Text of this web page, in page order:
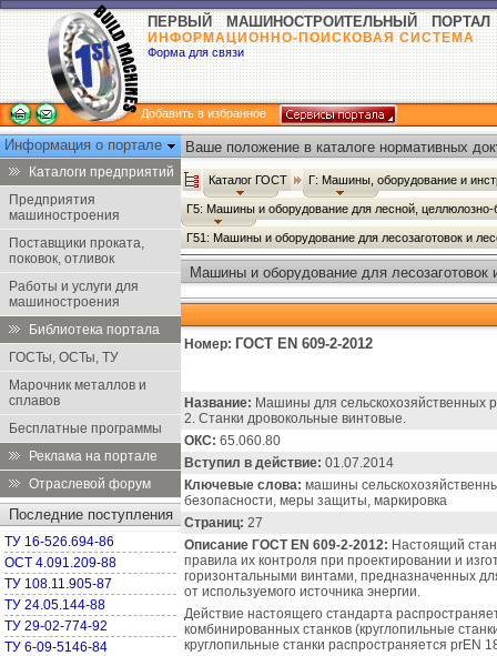
ПЕРВЫЙ МАШИНОСТРОИТЕЛЬНЫЙ ПОРТАЛ
ИНФОРМАЦИОННО-ПОИСКОВАЯ СИСТЕМА
Форма для связи
Добавить в избранное
Информация о портале
Каталоги предприятий
Предприятия
машиностроения
Поставщики проката,
поковок, отливок
Работы и услуги для
машиностроения
Библиотека портала
ГОСТы, ОСТы, ТУ
Марочник металлов и
сплавов
Бесплатные программы
Реклама на портале
Отраслевой форум
Последние поступления
ТУ 16-526.694-86
ОСТ 4.091.209-88
ТУ 108.11.905-87
ТУ 24.05.144-88
ТУ 29-02-774-92
ТУ 6-09-5146-84
Ваше положение в каталоге нормативных
Каталог ГОСТ Г: Машины, оборудование и
Г5: Машины и оборудование для лесной,
Г51: Машины и оборудование для лесозаготовок и
Машины и оборудование для
Номер: ГОСТ EN 609-2-2012
Название: Машины для сельскохозяйственных
2. Станки дровокольные винтовые.
ОКС: 65.060.80
Вступил в действие: 01.07.2014
Ключевые слова: машины
безопасности, меры защиты, маркировка
Страниц: 27
Описание ГОСТ EN 609-2-2012: Настоящий
правила их контроля при проектировании и
горизонтальными винтами, предназначенных
от используемого источника энергии.
Действие настоящего стандарта
комбинированных станков (круглопильные
круглопильные станки распространяется prEN